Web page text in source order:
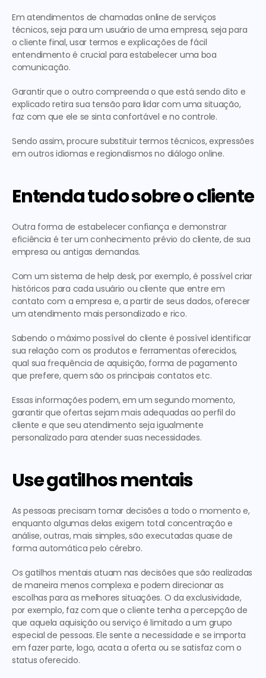
Em atendimentos de chamadas online de serviços
técnicos, seja para um usuário de uma empresa, seja para
o cliente final, usar termos e explicações de fácil
entendimento é crucial para estabelecer uma boa
comunicação.
Garantir que o outro compreenda o que está sendo dito e
explicado retira sua tensão para lidar com uma situação,
faz com que ele se sinta confortável e no controle.
Sendo assim, procure substituir termos técnicos, expressões
em outros idiomas e regionalismos no diálogo online.
Entenda tudo sobre o cliente
Outra forma de estabelecer confiança e demonstrar
eficiência é ter um conhecimento prévio do cliente, de sua
empresa ou antigas demandas.
Com um sistema de help desk, por exemplo, é possível criar
históricos para cada usuário ou cliente que entre em
contato com a empresa e, a partir de seus dados, oferecer
um atendimento mais personalizado e rico.
Sabendo o máximo possível do cliente é possível identificar
sua relação com os produtos e ferramentas oferecidos,
qual sua frequência de aquisição, forma de pagamento
que prefere, quem são os principais contatos etc.
Essas informações podem, em um segundo momento,
garantir que ofertas sejam mais adequadas ao perfil do
cliente e que seu atendimento seja igualmente
personalizado para atender suas necessidades.
Use gatilhos mentais
As pessoas precisam tomar decisões a todo o momento e,
enquanto algumas delas exigem total concentração e
análise, outras, mais simples, são executadas quase de
forma automática pelo cérebro.
Os gatilhos mentais atuam nas decisões que são realizadas
de maneira menos complexa e podem direcionar as
escolhas para as melhores situações. O da exclusividade,
por exemplo, faz com que o cliente tenha a percepção de
que aquela aquisição ou serviço é limitado a um grupo
especial de pessoas. Ele sente a necessidade e se importa
em fazer parte, logo, acata a oferta ou se satisfaz com o
status oferecido.